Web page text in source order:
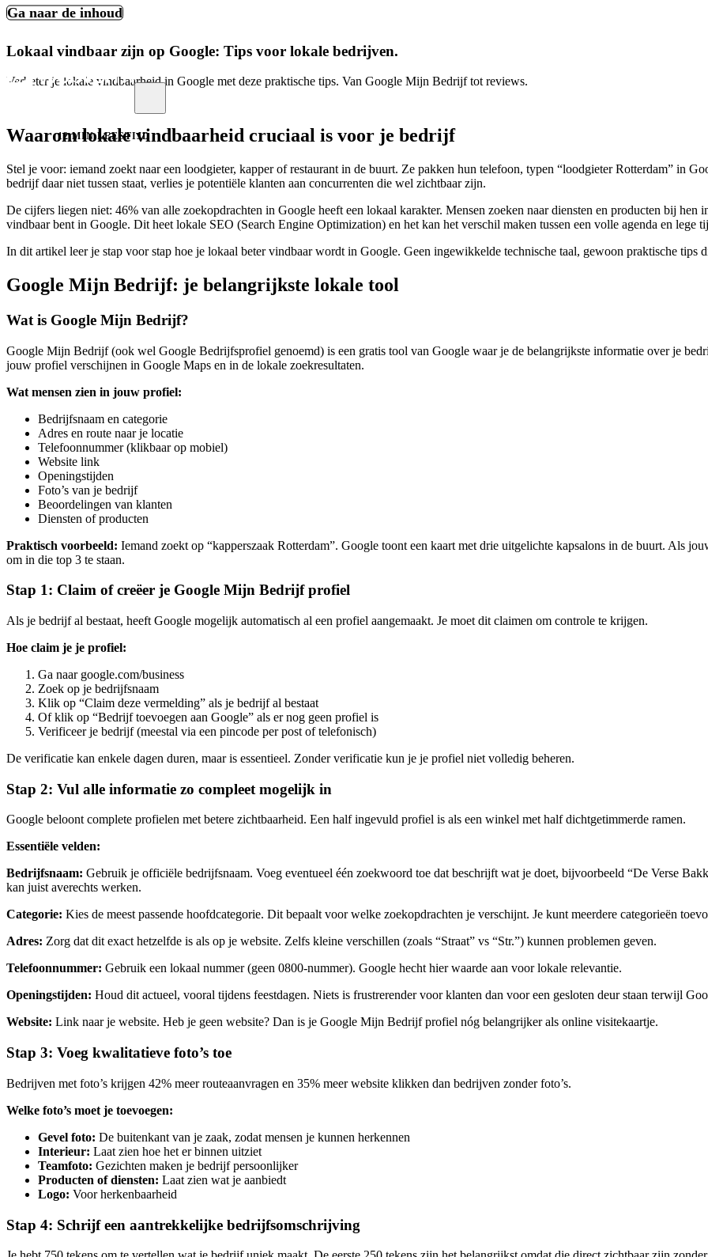
Ga naar de inhoud
Menu
Lokaal vindbaar zijn op Google: Tips voor lokale bedrijven.
Verbeter je lokale vindbaarheid in Google met deze praktische tips. Van Google Mijn Bedrijf tot reviews.
12 MIN LEESTIJD
Waarom lokale vindbaarheid cruciaal is voor je bedrijf
Stel je voor: iemand zoekt naar een loodgieter, kapper of restaurant in de buurt. Ze pakken hun telefoon, typen “loodgieter Rotterdam” in
bedrijf daar niet tussen staat, verlies je potentiële klanten aan concurrenten die wel zichtbaar zijn.
De cijfers liegen niet: 46% van alle zoekopdrachten in Google heeft een lokaal karakter. Mensen zoeken naar diensten en producten bij hen
vindbaar bent in Google. Dit heet lokale SEO (Search Engine Optimization) en het kan het verschil maken tussen een volle agenda en lege
In dit artikel leer je stap voor stap hoe je lokaal beter vindbaar wordt in Google. Geen ingewikkelde technische taal, gewoon praktische tips
Google Mijn Bedrijf: je belangrijkste lokale tool
Wat is Google Mijn Bedrijf?
Google Mijn Bedrijf (ook wel Google Bedrijfsprofiel genoemd) is een gratis tool van Google waar je de belangrijkste informatie over je
jouw profiel verschijnen in Google Maps en in de lokale zoekresultaten.
Wat mensen zien in jouw profiel:
Bedrijfsnaam en categorie
Adres en route naar je locatie
Telefoonnummer (klikbaar op mobiel)
Website link
Openingstijden
Foto’s van je bedrijf
Beoordelingen van klanten
Diensten of producten
Praktisch voorbeeld: Iemand zoekt op “kapperszaak Rotterdam”. Google toont een kaart met drie uitgelichte kapsalons in de buurt. Als
om in die top 3 te staan.
Stap 1: Claim of creëer je Google Mijn Bedrijf profiel
Als je bedrijf al bestaat, heeft Google mogelijk automatisch al een profiel aangemaakt. Je moet dit claimen om controle te krijgen.
Hoe claim je je profiel:
Ga naar google.com/business
Zoek op je bedrijfsnaam
Klik op “Claim deze vermelding” als je bedrijf al bestaat
Of klik op “Bedrijf toevoegen aan Google” als er nog geen profiel is
Verificeer je bedrijf (meestal via een pincode per post of telefonisch)
De verificatie kan enkele dagen duren, maar is essentieel. Zonder verificatie kun je je profiel niet volledig beheren.
Stap 2: Vul alle informatie zo compleet mogelijk in
Google beloont complete profielen met betere zichtbaarheid. Een half ingevuld profiel is als een winkel met half dichtgetimmerde ramen.
Essentiële velden:
Bedrijfsnaam: Gebruik je officiële bedrijfsnaam. Voeg eventueel één zoekwoord toe dat beschrijft wat je doet, bijvoorbeeld “De Verse
kan juist averechts werken.
Categorie: Kies de meest passende hoofdcategorie. Dit bepaalt voor welke zoekopdrachten je verschijnt. Je kunt meerdere categorieën
Adres: Zorg dat dit exact hetzelfde is als op je website. Zelfs kleine verschillen (zoals “Straat” vs “Str.”) kunnen problemen geven.
Telefoonnummer: Gebruik een lokaal nummer (geen 0800-nummer). Google hecht hier waarde aan voor lokale relevantie.
Openingstijden: Houd dit actueel, vooral tijdens feestdagen. Niets is frustrerender voor klanten dan voor een gesloten deur staan terwijl
Website: Link naar je website. Heb je geen website? Dan is je Google Mijn Bedrijf profiel nóg belangrijker als online visitekaartje.
Stap 3: Voeg kwalitatieve foto’s toe
Bedrijven met foto’s krijgen 42% meer routeaanvragen en 35% meer website klikken dan bedrijven zonder foto’s.
Welke foto’s moet je toevoegen:
Gevel foto: De buitenkant van je zaak, zodat mensen je kunnen herkennen
Interieur: Laat zien hoe het er binnen uitziet
Teamfoto: Gezichten maken je bedrijf persoonlijker
Producten of diensten: Laat zien wat je aanbiedt
Logo: Voor herkenbaarheid
Stap 4: Schrijf een aantrekkelijke bedrijfsomschrijving